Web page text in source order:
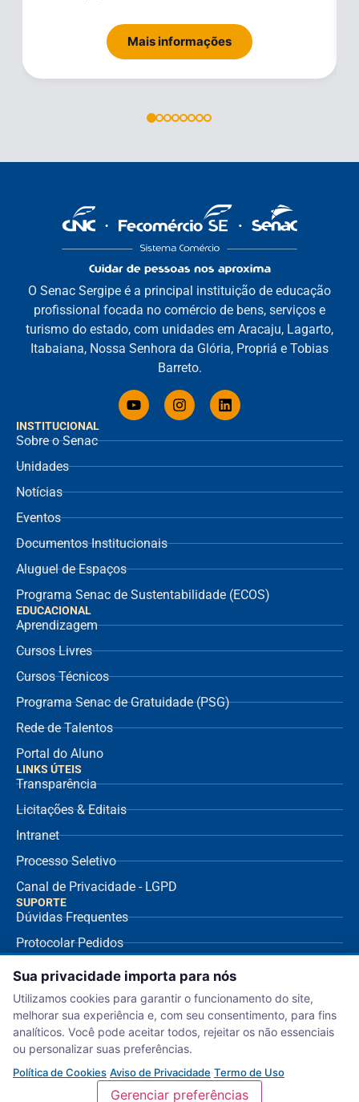
Mais informações
INSTITUCIONAL
Sobre o Senac
Unidades
Notícias
Eventos
Documentos Institucionais
Aluguel de Espaços
Programa Senac de Sustentabilidade (ECOS)
EDUCACIONAL
Aprendizagem
Cursos Livres
Cursos Técnicos
Programa Senac de Gratuidade (PSG)
Rede de Talentos
Portal do Aluno
O Senac Sergipe é a principal instituição de educação
profissional focada no comércio de bens, serviços e
turismo do estado, com unidades em Aracaju, Lagarto,
Itabaiana, Nossa Senhora da Glória, Propriá e Tobias
Barreto.
LINKS ÚTEIS
Transparência
Licitações & Editais
Intranet
Processo Seletivo
Canal de Privacidade - LGPD
SUPORTE
Dúvidas Frequentes
Protocolar Pedidos
Envio de NF Fornecedor
Ouvidoria
Aviso de Privacidade
Termo de Uso
Política de Cookies
Sua privacidade importa para nós
Utilizamos cookies para garantir o funcionamento do site,
melhorar sua experiência e, com seu consentimento, para fins
analíticos. Você pode aceitar todos, rejeitar os não essenciais
ou personalizar suas preferências.
Política de Cookies·Aviso de Privacidade·Termo de Uso
Gerenciar preferências